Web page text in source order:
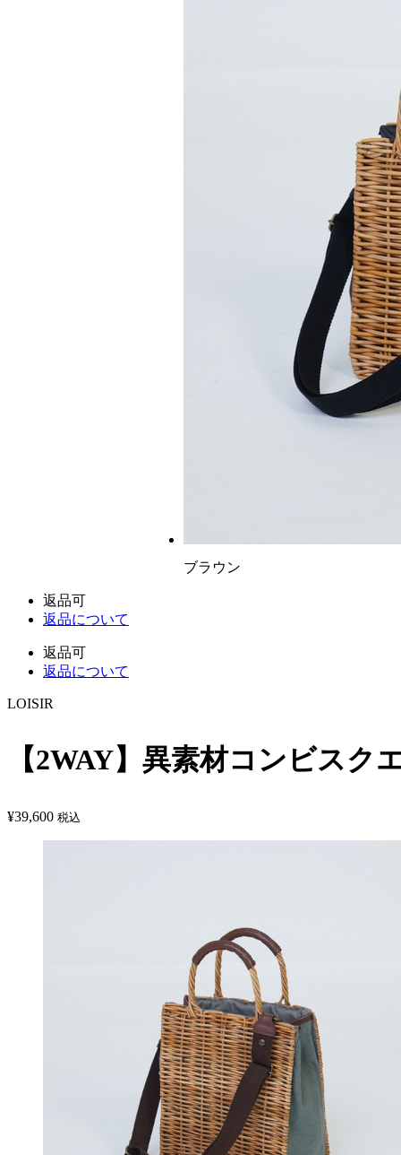
ブラウン
返品可
返品について
返品可
返品について
LOISIR
【2WAY】異素材コンビスク
¥39,600 税込